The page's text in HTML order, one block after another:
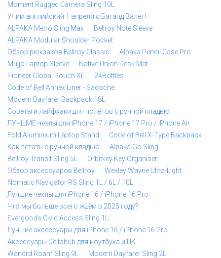
Moment Rugged Camera Sling 10L
Учим английский 1 апреля с Баганд Валет!
ALPAKA Metro Sling Max
Bellroy Note Sleeve
ALPAKA Modular Shoulder Pocket
Обзор рюкзаков Bellroy Classic
Alpaka Pencil Case Pro
Mujjo Laptop Sleeve
Native Union Desk Mat
Pioneer Global Pouch XL
24Bottles
Code of Bell Annex Liner - Sacoche
Modern Dayfarer Backpack 18L
Советы и лайфхаки для полётов с ручной кладью
ЛУЧШИЕ чехлы для iPhone 17 / iPhone 17 Pro / iPhone Air
Fold Aluminium Laptop Stand
Code of Bell X-Type Backpack
Как летать с ручной кладью
Alpaka Go Sling
Bellroy Transit Sling 5L
Orbitkey Key Organiser
Обзор аксессуаров Bellroy
Wexley Wayne Ultra-Light
Nomatic Navigator RS Sling 1L / 6L / 10L
Лучшие чехлы для iPhone 16 / iPhone 16 Pro
Что мы больше всего ждём в 2025 году?
Evergoods Civic Access Sling 1L
Лучшие аксессуары для iPhone 16 / iPhone 16 Pro
Аксессуары Deltahub для ноутбука и ПК
Wandrd Roam Sling 9L
Modern Dayfarer Sling 2L